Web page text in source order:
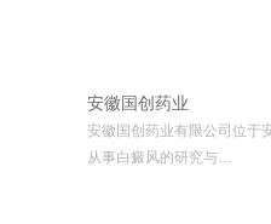
安徽国创药业
安徽国创药业有限公司位于
从事白癜风的研究与…